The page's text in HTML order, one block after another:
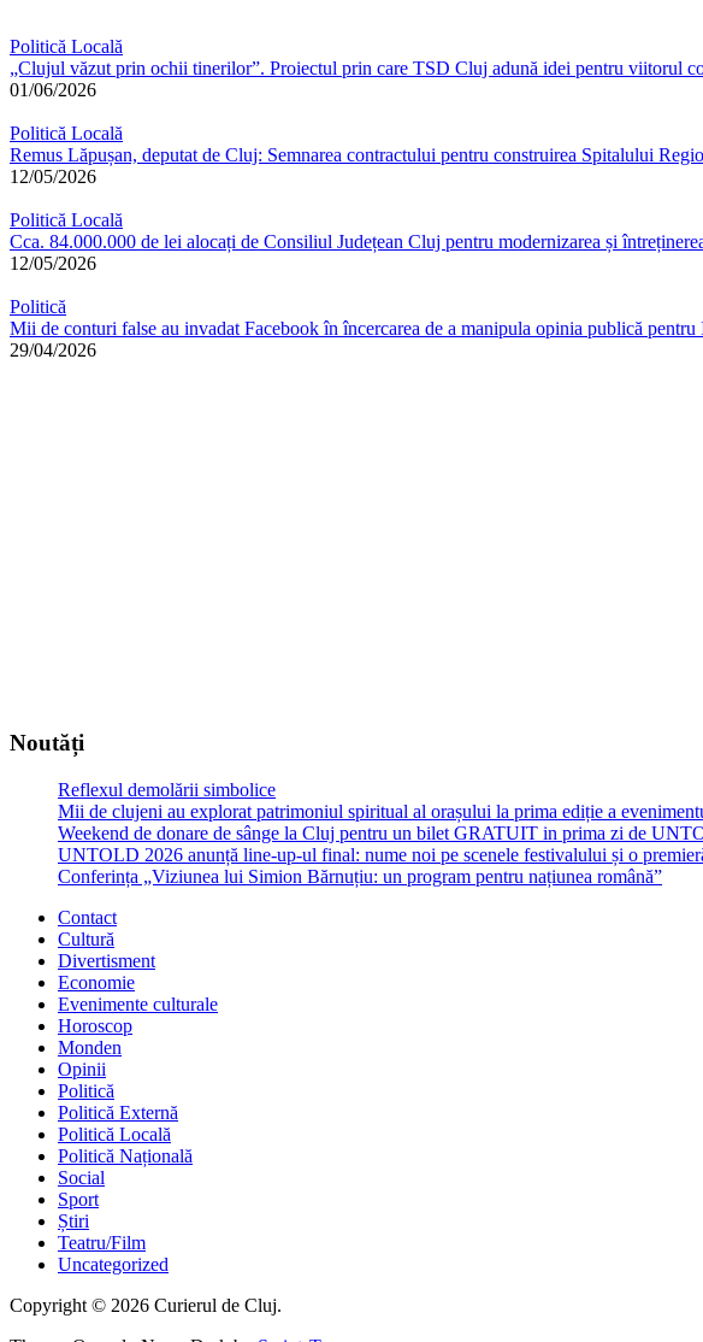
Politică Locală
„Clujul văzut prin ochii tinerilor”. Proiectul prin care TSD Cluj adună idei pentru viitorul
01/06/2026
Politică Locală
Remus Lăpușan, deputat de Cluj: Semnarea contractului pentru construirea Spitalului
12/05/2026
Politică Locală
Cca. 84.000.000 de lei alocați de Consiliul Județean Cluj pentru modernizarea și
12/05/2026
Politică
Mii de conturi false au invadat Facebook în încercarea de a manipula opinia publică
29/04/2026
Noutăți
Reflexul demolării simbolice
Mii de clujeni au explorat patrimoniul spiritual al orașului la prima ediție a
Weekend de donare de sânge la Cluj pentru un bilet GRATUIT in prima zi de
UNTOLD 2026 anunță line-up-ul final: nume noi pe scenele festivalului și o
Conferința „Viziunea lui Simion Bărnuțiu: un program pentru națiunea română”
Contact
Cultură
Divertisment
Economie
Evenimente culturale
Horoscop
Monden
Opinii
Politică
Politică Externă
Politică Locală
Politică Națională
Social
Sport
Știri
Teatru/Film
Uncategorized
Copyright © 2026 Curierul de Cluj.